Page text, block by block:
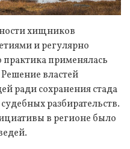
хищников
и регулярно
применялась
властей
ради сохранения стада
разбирательств.
в регионе было